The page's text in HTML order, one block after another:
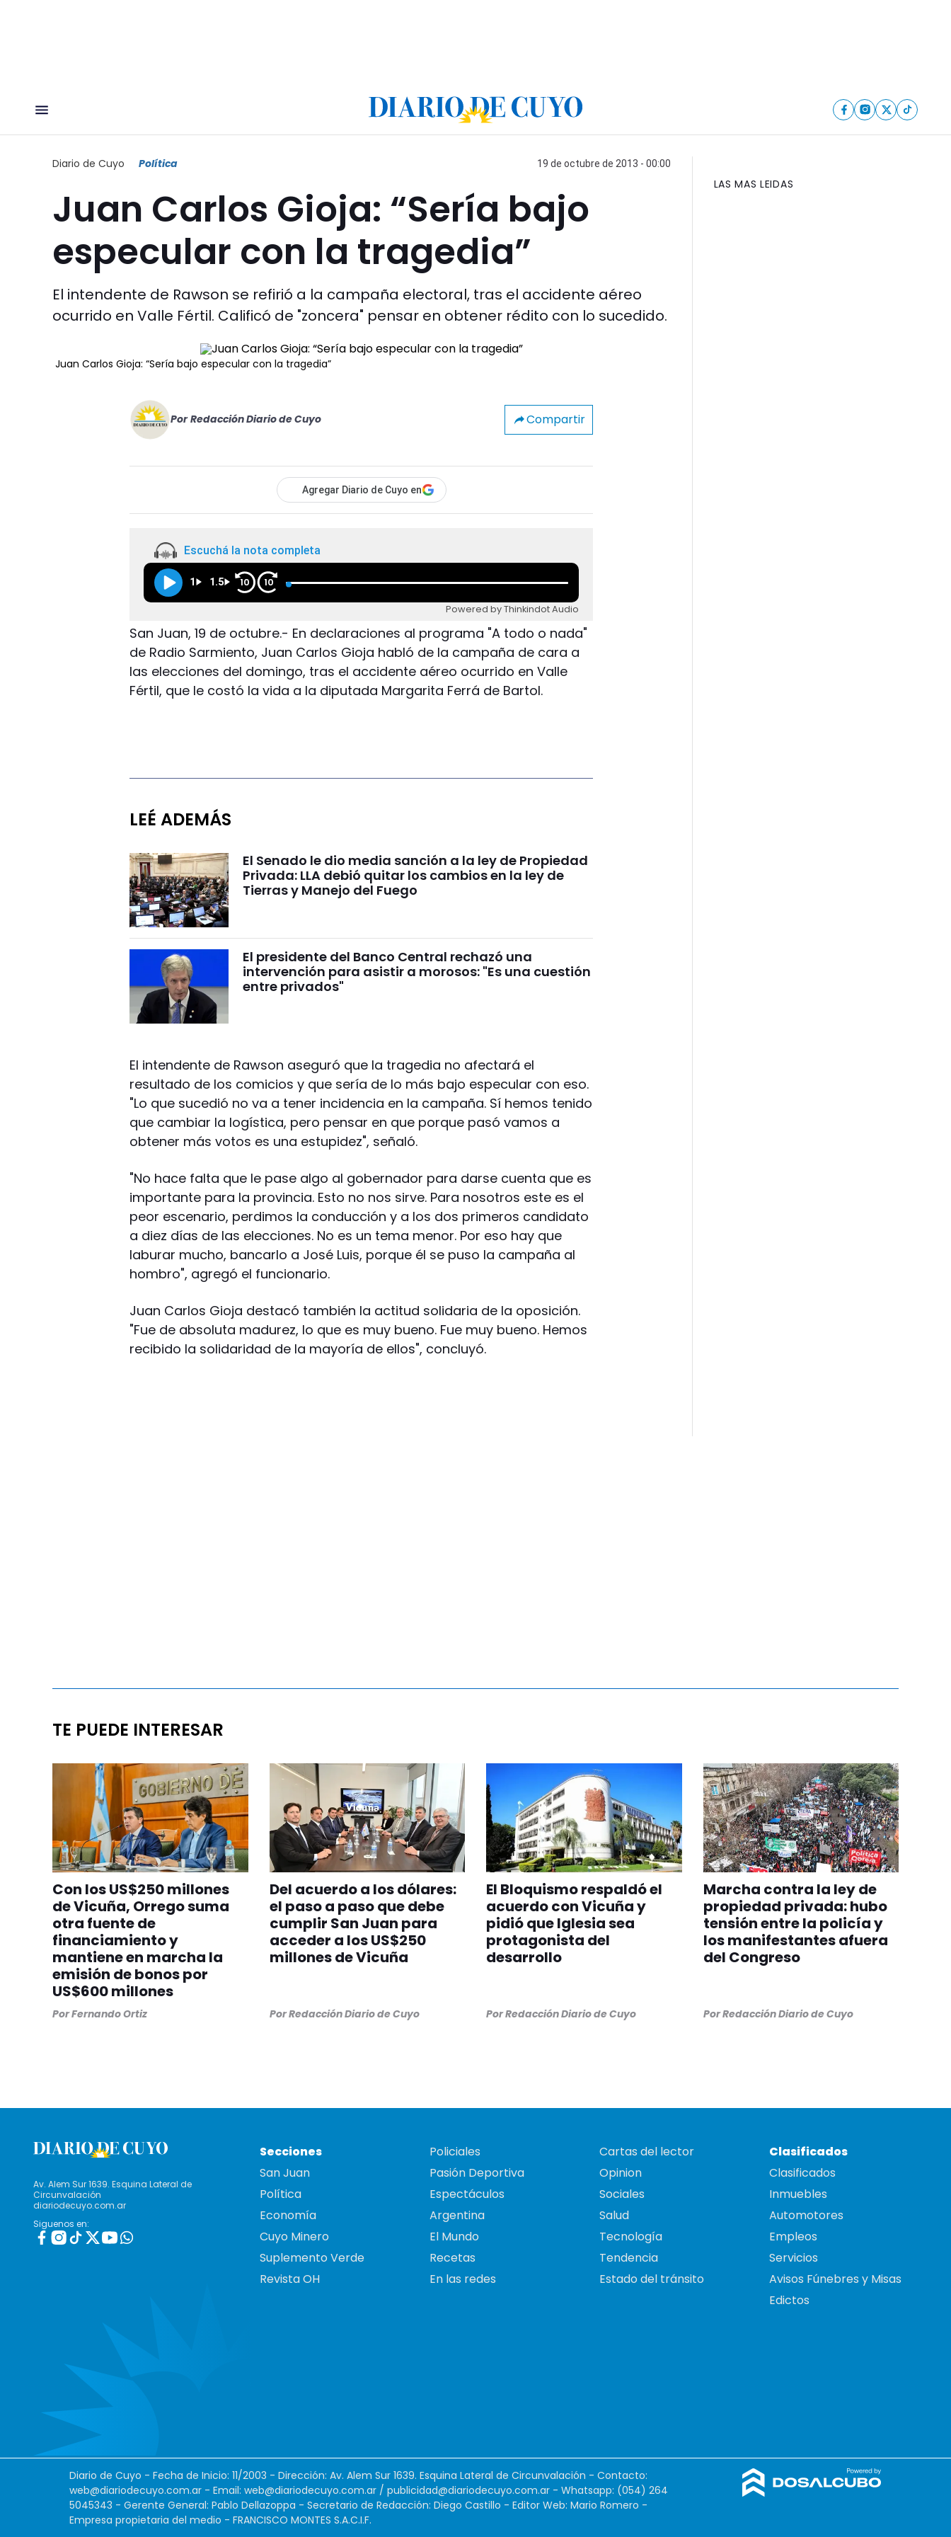
Diario de Cuyo Política 19 de octubre de 2013 - 00:00
Juan Carlos Gioja: “Sería bajo
especular con la tragedia”
El intendente de Rawson se refirió a la campaña electoral, tras el accidente aéreo
ocurrido en Valle Fértil. Calificó de "zoncera" pensar en obtener rédito con lo sucedido.
Juan Carlos Gioja: “Sería bajo especular con la tragedia”
Por Redacción Diario de Cuyo Compartir
Agregar Diario de Cuyo en
Escuchá la nota completa
1 1.5 10 10
Powered by Thinkindot Audio
San Juan, 19 de octubre.- En declaraciones al programa "A todo o nada"
de Radio Sarmiento, Juan Carlos Gioja habló de la campaña de cara a
las elecciones del domingo, tras el accidente aéreo ocurrido en Valle
Fértil, que le costó la vida a la diputada Margarita Ferrá de Bartol.
LEÉ ADEMÁS
El Senado le dio media sanción a la ley de Propiedad
Privada: LLA debió quitar los cambios en la ley de
Tierras y Manejo del Fuego
El presidente del Banco Central rechazó una
intervención para asistir a morosos: "Es una cuestión
entre privados"
El intendente de Rawson aseguró que la tragedia no afectará el
resultado de los comicios y que sería de lo más bajo especular con eso.
"Lo que sucedió no va a tener incidencia en la campaña. Sí hemos tenido
que cambiar la logística, pero pensar en que porque pasó vamos a
obtener más votos es una estupidez", señaló.
"No hace falta que le pase algo al gobernador para darse cuenta que es
importante para la provincia. Esto no nos sirve. Para nosotros este es el
peor escenario, perdimos la conducción y a los dos primeros candidato
a diez días de las elecciones. No es un tema menor. Por eso hay que
laburar mucho, bancarlo a José Luis, porque él se puso la campaña al
hombro", agregó el funcionario.
Juan Carlos Gioja destacó también la actitud solidaria de la oposición.
"Fue de absoluta madurez, lo que es muy bueno. Fue muy bueno. Hemos
recibido la solidaridad de la mayoría de ellos", concluyó.
LAS MAS LEIDAS
TE PUEDE INTERESAR
Con los US$250 millones
de Vicuña, Orrego suma
otra fuente de
financiamiento y
mantiene en marcha la
emisión de bonos por
US$600 millones
PorFernando Ortiz
Del acuerdo a los dólares:
el paso a paso que debe
cumplir San Juan para
acceder a los US$250
millones de Vicuña
PorRedacción Diario de Cuyo
El Bloquismo respaldó el
acuerdo con Vicuña y
pidió que Iglesia sea
protagonista del
desarrollo
PorRedacción Diario de Cuyo
Marcha contra la ley de
propiedad privada: hubo
tensión entre la policía y
los manifestantes afuera
del Congreso
PorRedacción Diario de Cuyo
Av. Alem Sur 1639. Esquina Lateral de
Circunvalación
diariodecuyo.com.ar
Siguenos en:
Secciones
San Juan
Política
Economía
Cuyo Minero
Suplemento Verde
Revista OH
Policiales
Pasión Deportiva
Espectáculos
Argentina
El Mundo
Recetas
En las redes
Cartas del lector
Opinion
Sociales
Salud
Tecnología
Tendencia
Estado del tránsito
Clasificados
Clasificados
Inmuebles
Automotores
Empleos
Servicios
Avisos Fúnebres y Misas
Edictos
Diario de Cuyo - Fecha de Inicio: 11/2003 - Dirección: Av. Alem Sur 1639. Esquina Lateral de Circunvalación - Contacto:
web@diariodecuyo.com.ar - Email: web@diariodecuyo.com.ar / publicidad@diariodecuyo.com.ar - Whatsapp: (054) 264
5045343 - Gerente General: Pablo Dellazoppa - Secretario de Redacción: Diego Castillo - Editor Web: Mario Romero -
Empresa propietaria del medio - FRANCISCO MONTES S.A.C.I.F.